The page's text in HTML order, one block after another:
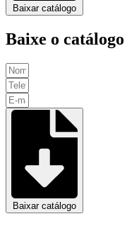
Baixar catálogo
Baixe o
Baixar catálogo